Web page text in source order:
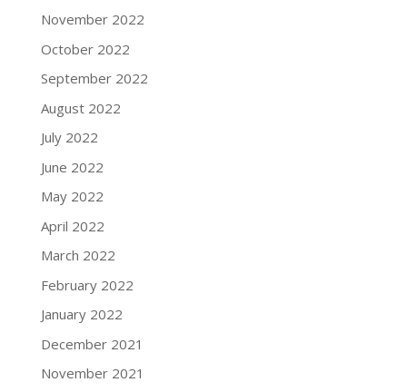
November 2022
October 2022
September 2022
August 2022
July 2022
June 2022
May 2022
April 2022
March 2022
February 2022
January 2022
December 2021
November 2021